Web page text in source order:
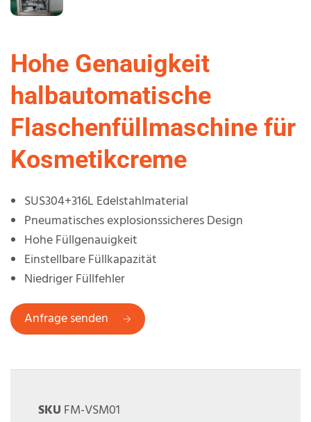
Hohe Genauigkeit
halbautomatische
Flaschenfüllmaschine für
Kosmetikcreme
SUS304+316L Edelstahlmaterial
Pneumatisches explosionssicheres Design
Hohe Füllgenauigkeit
Einstellbare Füllkapazität
Niedriger Füllfehler
Anfrage senden
SKU FM-VSM01